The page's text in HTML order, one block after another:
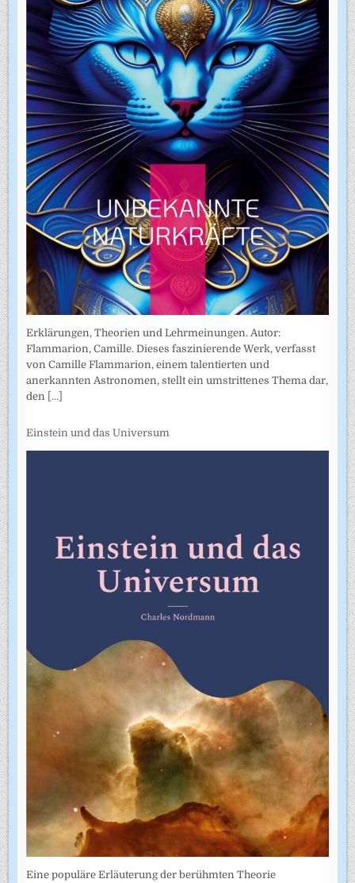
Erklärungen, Theorien und Lehrmeinungen. Autor:
Flammarion, Camille. Dieses faszinierende Werk, verfasst
von Camille Flammarion, einem talentierten und
anerkannten Astronomen, stellt ein umstrittenes Thema dar,
den [...]
Einstein und das Universum
Eine populäre Erläuterung der berühmten Theorie